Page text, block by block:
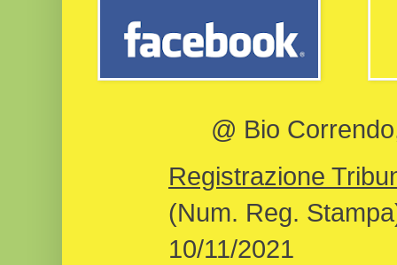
@ Bio
Registrazione
(Num. Reg.
10/11/2021